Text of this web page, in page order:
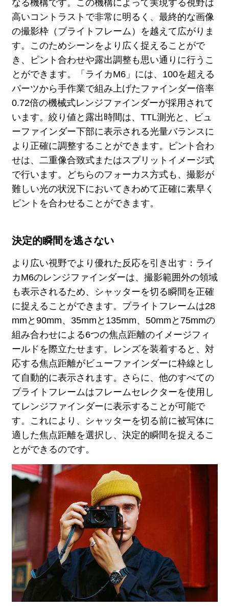
なる機構です。この機構によって実現する視野は
高いコントラストで非常に明るく、最終的な画像
の撮影枠（ブライトフレーム）を越えて広がりま
す。このためシーンをより広く捉えることがで
き、ピント合わせや露出調整も思い通りに行うこ
とができます。「ライカM6」には、100を超える
パーツから手作業で組み上げたファインダー倍率
0.72倍の機械式レンジファインダーが採用されて
います。絞り値と露出時間は、TTL測光と、ビュ
ーファインダー下部に表示される光量バランスに
より正確に調整することができます。ピント合わ
せは、二重像合致式またはスプリットイメージ式
で行います。どちらのフォーカス方式も、撮影が
難しい光の状況下においてきわめて正確に素早く
ピントを合わせることができます。
決定的瞬間を逃さない
より広い視野でより優れた反応を引き出す：ライ
カM6のレンジファインダーは、撮影範囲外の領域
も表示されるため、シャッターを切る瞬間を正確
に捉えることができます。ブライトフレームは28
mmと90mm、35mmと135mm、50mmと75mmの
組み合わせによる6つの焦点距離のイメージフィ
ールドを際立たせます。レンズを装着すると、対
応する焦点距離がビューファインダーに枠線とし
て自動的に表示されます。さらに、他のすべての
ブライトフレームはフレームセレクターを使用し
てレンジファインダーに表示することが可能で
す。これにより、シャッターを切る前に被写体に
適した焦点距離を選択し、決定的瞬間を捉えるこ
とができるのです。